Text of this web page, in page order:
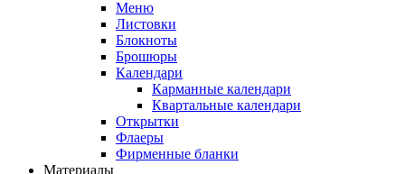
Меню
Листовки
Блокноты
Брошюры
Календари
Карманные календари
Квартальные календари
Открытки
Флаеры
Фирменные бланки
Материалы